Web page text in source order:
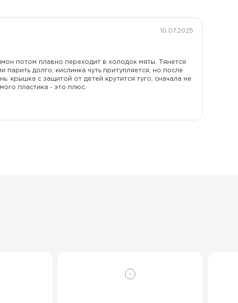
10.07.2025
потом плавно переходит в холодок мяты. Тянется
парить долго, кислинка чуть притупляется, но после
крышка с защитой от детей крутится туго, сначала не
пластика - это плюс.